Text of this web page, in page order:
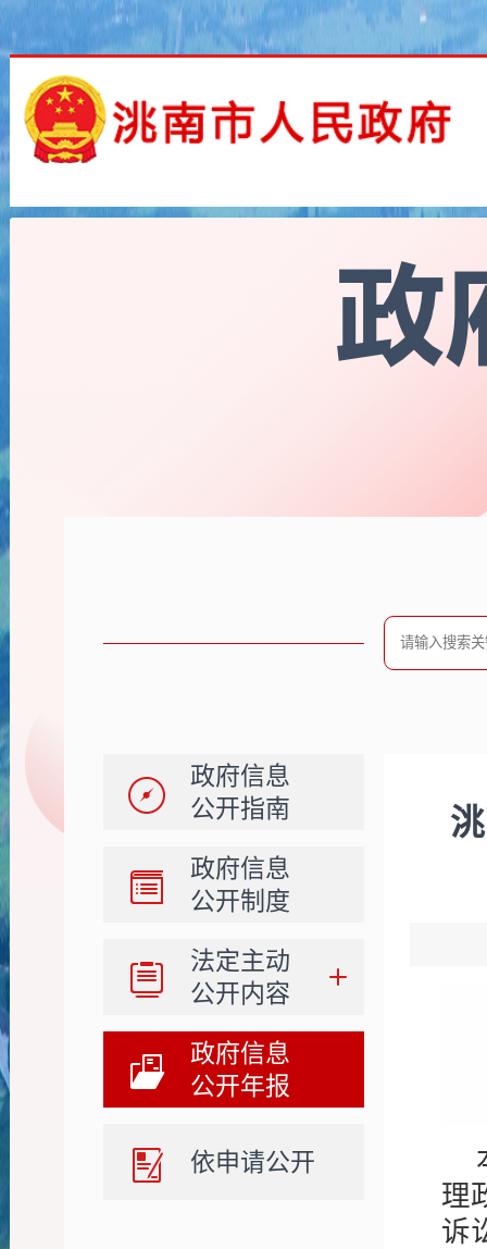
政府信息
公开指南
政府信息
公开制度
法定主动
公开内容
政府信息
公开年报
依申请公开
理
诉